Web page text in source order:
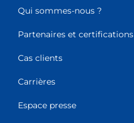
Qui sommes-nous ?
Partenaires et certifications
Cas clients
Carrières
Espace presse